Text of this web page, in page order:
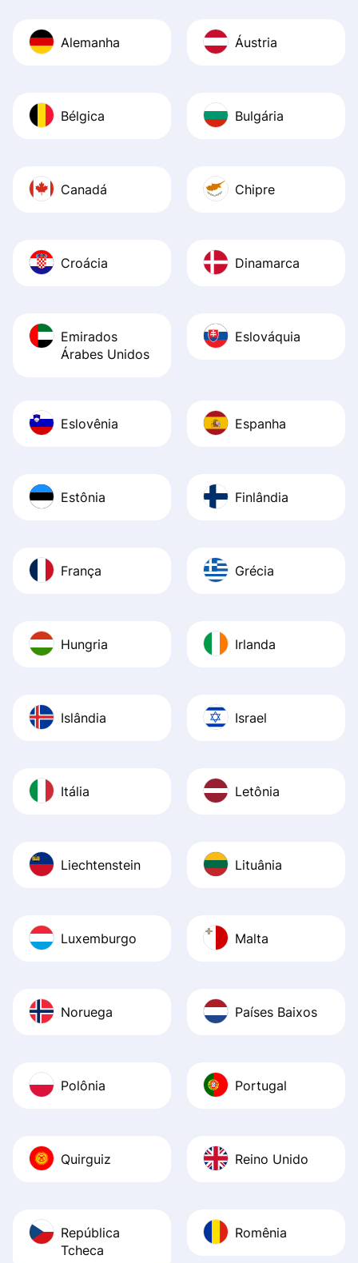
Recommend it!
Alemanha Áustria
Bélgica Bulgária
Canadá Chipre
Croácia Dinamarca
Emirados
Árabes Unidos
Eslováquia
Eslovênia Espanha
Estônia Finlândia
França Grécia
Hungria Irlanda
Islândia Israel
Itália Letônia
Liechtenstein Lituânia
Luxemburgo Malta
Noruega Países Baixos
Polônia Portugal
Quirguiz Reino Unido
República
Tcheca
Romênia